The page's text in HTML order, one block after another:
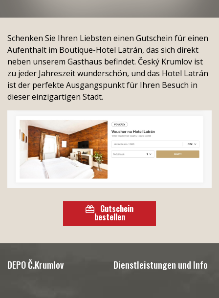
Schenken Sie Ihren Liebsten einen Gutschein für einen
Aufenthalt im Boutique-Hotel Latrán, das sich direkt
neben unserem Gasthaus befindet. Český Krumlov ist
zu jeder Jahreszeit wunderschön, und das Hotel Latrán
ist der perfekte Ausgangspunkt für Ihren Besuch in
dieser einzigartigen Stadt.
Gutschein
bestellen
DEPO Č.Krumlov Dienstleistungen und Info